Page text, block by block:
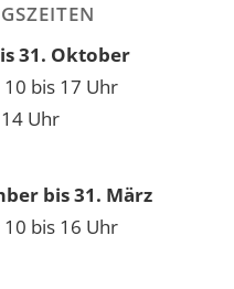
31. Oktober
10 bis 17 Uhr
Uhr
bis 31. März
10 bis 16 Uhr